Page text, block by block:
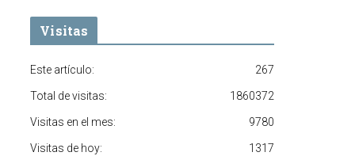
Visitas
267
Este artículo:
1860372
Total de visitas:
9780
Visitas en el mes:
1317
Visitas de hoy: